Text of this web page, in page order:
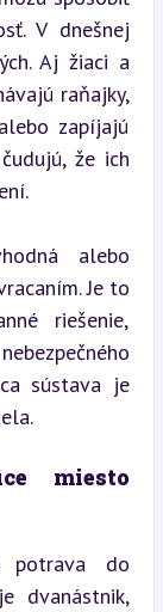
V dnešnej
Aj žiaci a
raňajky,
zapíjajú
že ich
alebo
Je to
riešenie,
sústava je
miesto
potrava do
dvanástnik,